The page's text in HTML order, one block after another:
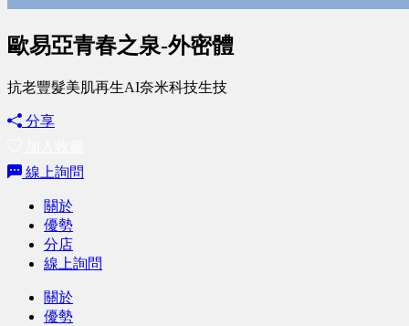
歐易亞青春之泉-外密體
抗老豐髮美肌再生AI奈米科技生技
分享
線上詢問
關於
優勢
分店
線上詢問
關於
優勢